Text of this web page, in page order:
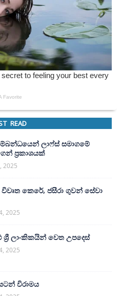
READ
ලාෆ්ස් සමාගමේ
ප්‍රකාශයක්
2025
කෙරේ, ජසීරා ගුවන් සේවා
2025
ලාංකිකයින් වෙත උපදෙස්
2025
විරාමය